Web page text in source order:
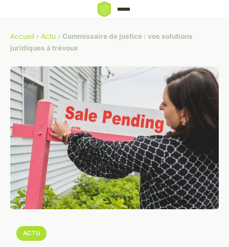
Accueil › Actu › Commissaire de justice : vos solutions
juridiques à trévoux
ACTU